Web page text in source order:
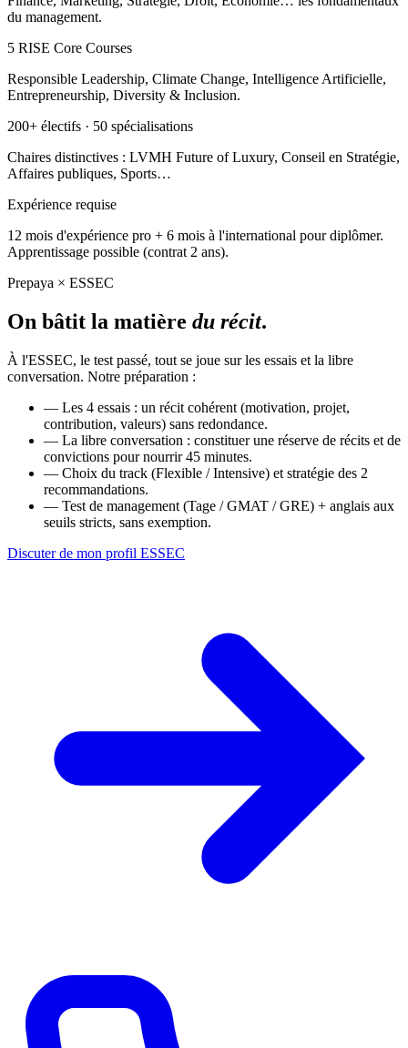
du management.
5 RISE Core Courses
Responsible Leadership, Climate Change, Intelligence Artificielle,
Entrepreneurship, Diversity & Inclusion.
200+ électifs · 50 spécialisations
Chaires distinctives : LVMH Future of Luxury, Conseil en Stratégie,
Affaires publiques, Sports…
Expérience requise
12 mois d'expérience pro + 6 mois à l'international pour diplômer.
Apprentissage possible (contrat 2 ans).
Prepaya × ESSEC
On bâtit la matière du récit.
À l'ESSEC, le test passé, tout se joue sur les essais et la libre
conversation. Notre préparation :
— Les 4 essais : un récit cohérent (motivation, projet,
contribution, valeurs) sans redondance.
— La libre conversation : constituer une réserve de récits et de
convictions pour nourrir 45 minutes.
— Choix du track (Flexible / Intensive) et stratégie des 2
recommandations.
— Test de management (Tage / GMAT / GRE) + anglais aux
seuils stricts, sans exemption.
Discuter de mon profil ESSEC